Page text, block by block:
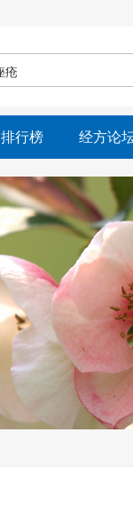
排行榜 经方论